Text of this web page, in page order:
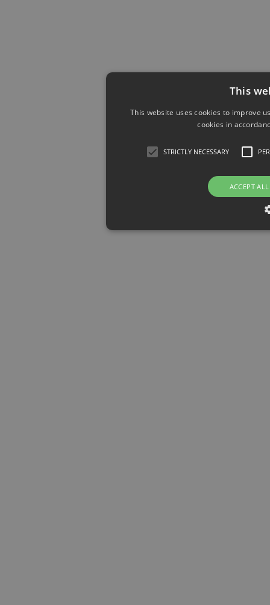
This
This website uses cookies to improve
cookies in
STRICTLY NECESSARY
ACCEPT ALL